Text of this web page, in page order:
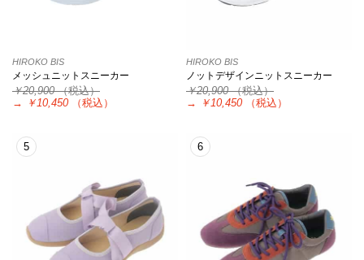
HIROKO BIS
メッシュニットスニーカー
￥20,900（税込）
→
￥10,450 （税込）
HIROKO BIS
ノットデザインニットスニーカー
￥20,900（税込）
→
￥10,450 （税込）
5 6